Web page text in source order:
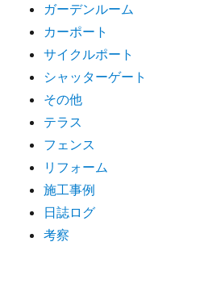
ガーデンルーム
カーポート
サイクルポート
シャッターゲート
その他
テラス
フェンス
リフォーム
施工事例
日誌ログ
考察